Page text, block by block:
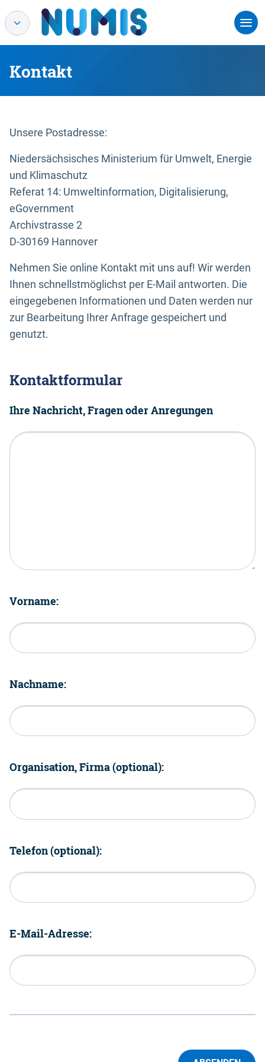
Kontakt
Unsere Postadresse:
Niedersächsisches Ministerium für Umwelt, Energie
und Klimaschutz
Referat 14: Umweltinformation, Digitalisierung,
eGovernment
Archivstrasse 2
D-30169 Hannover
Nehmen Sie online Kontakt mit uns auf! Wir werden
Ihnen schnellstmöglichst per E-Mail antworten. Die
eingegebenen Informationen und Daten werden nur
zur Bearbeitung Ihrer Anfrage gespeichert und
genutzt.
Kontaktformular
Ihre Nachricht, Fragen oder Anregungen
Vorname:
Nachname:
Organisation, Firma (optional):
Telefon (optional):
E-Mail-Adresse: